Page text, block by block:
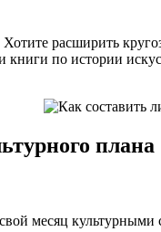
расширить
по истории
плана
месяц